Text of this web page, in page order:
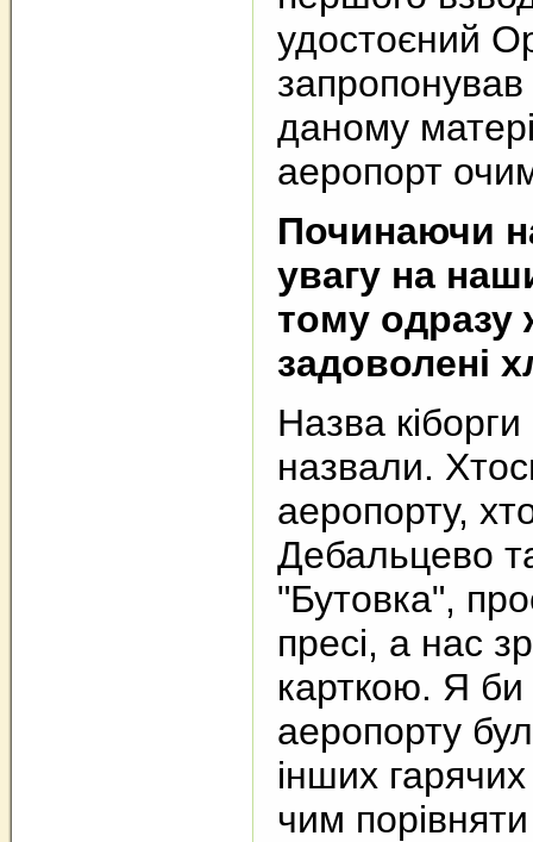
удостоєний
запропонував
даному
аеропорт
Починаючи
увагу на
тому одразу
задоволені
Назва
назвали.
аеропорту,
Дебальцево
"Бутовка",
пресі, а нас
карткою. Я
аеропорту
інших
чим